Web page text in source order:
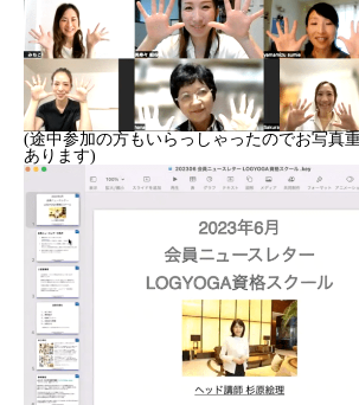
(途中参加の方もいらっしゃったのでお写真
あります)